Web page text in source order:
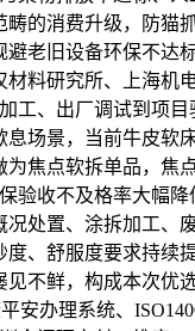
的消费升级，防猫
老旧设备环保不达
料研究所、上海机
工、出厂调试到项
场景，当前牛皮软
焦点软拆单品，焦
验收不及格率大幅
处置、涂拆加工、
、舒服度要求持续
不鲜，构成本次优
安办理系统、